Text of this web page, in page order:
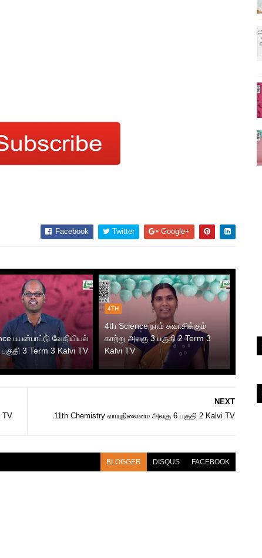
Facebook Twitter Google+
பயன்பாட்டு வேதியியல்
3 Term 3 Kalvi TV
4TH
4th Science நாம் சுவாசிக்கும்
காற்று அலகு 3 பகுதி 2 Term 3
Kalvi TV
NEXT
11th Chemistry வாயுநிலைமை அலகு 6 பகுதி 2 Kalvi TV
TV
BLOGGER DISQUS FACEBOOK